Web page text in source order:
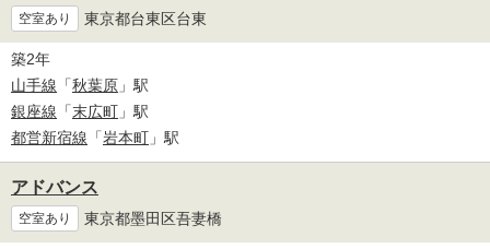
空室あり 東京都台東区台東
築2年
山手線 「秋葉原 」駅
銀座線 「末広町 」駅
都営新宿線 「岩本町 」駅
アドバンス
空室あり 東京都墨田区吾妻橋